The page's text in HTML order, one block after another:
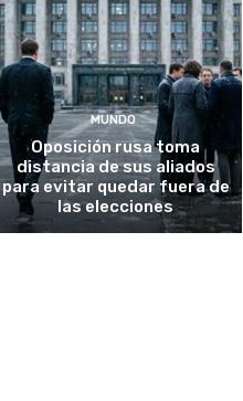
MUNDO
Oposición rusa toma
distancia de sus aliados
para evitar quedar fuera de
las elecciones